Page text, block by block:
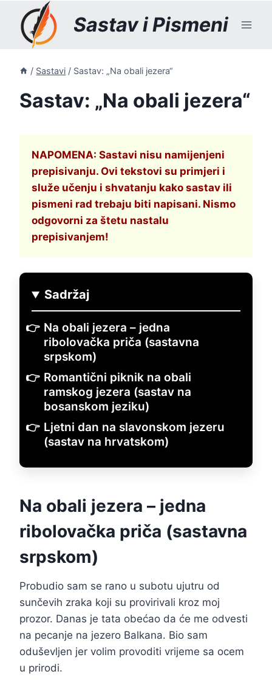
content
Sastav i Pismeni
/ Sastavi / Sastav: „Na obali jezera“
Sastav: „Na obali jezera“
NAPOMENA: Sastavi nisu namijenjeni
prepisivanju. Ovi tekstovi su primjeri i
služe učenju i shvatanju kako sastav ili
pismeni rad trebaju biti napisani. Nismo
odgovorni za štetu nastalu
prepisivanjem!
Sadržaj
Na obali jezera – jedna
ribolovačka priča (sastavna
srpskom)
Romantični piknik na obali
ramskog jezera (sastav na
bosanskom jeziku)
Ljetni dan na slavonskom jezeru
(sastav na hrvatskom)
Na obali jezera – jedna
ribolovačka priča (sastavna
srpskom)
Probudio sam se rano u subotu ujutru od
sunčevih zraka koji su provirivali kroz moj
prozor. Danas je tata obećao da će me odvesti
na pecanje na jezero Balkana. Bio sam
oduševljen jer volim provoditi vrijeme sa ocem
u prirodi.